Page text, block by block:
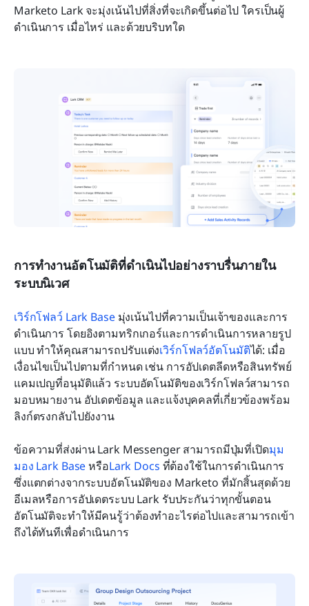
Marketo Lark จะมุ่งเน้นไปที่สิ่งที่จะเกิดขึ้นต่อไป ใครเป็นผู้
ดำเนินการ เมื่อไหร่ และด้วยบริบทใด
การทำงานอัตโนมัติที่ดำเนินไปอย่างราบรื่นภายใน
ระบบนิเวศ
เวิร์กโฟลว์ Lark Base มุ่งเน้นไปที่ความเป็นเจ้าของและการ
ดำเนินการ โดยอิงตามทริกเกอร์และการดำเนินการหลายรูป
แบบ ทำให้คุณสามารถปรับแต่งเวิร์กโฟลว์อัตโนมัติได้: เมื่อ
เงื่อนไขเป็นไปตามที่กำหนด เช่น การอัปเดตลีดหรือสินทรัพย์
แคมเปญที่อนุมัติแล้ว ระบบอัตโนมัติของเวิร์กโฟลว์สามารถ
มอบหมายงาน อัปเดตข้อมูล และแจ้งบุคคลที่เกี่ยวข้องพร้อม
ลิงก์ตรงกลับไปยังงาน
ข้อความที่ส่งผ่าน Lark Messenger สามารถมีปุ่มที่เปิดมุม
มอง Lark Base หรือLark Docs ที่ต้องใช้ในการดำเนินการ
ซึ่งแตกต่างจากระบบอัตโนมัติของ Marketo ที่มักสิ้นสุดด้วย
อีเมลหรือการอัปเดตระบบ Lark รับประกันว่าทุกขั้นตอน
อัตโนมัติจะทำให้มีคนรู้ว่าต้องทำอะไรต่อไปและสามารถเข้า
ถึงได้ทันทีเพื่อดำเนินการ